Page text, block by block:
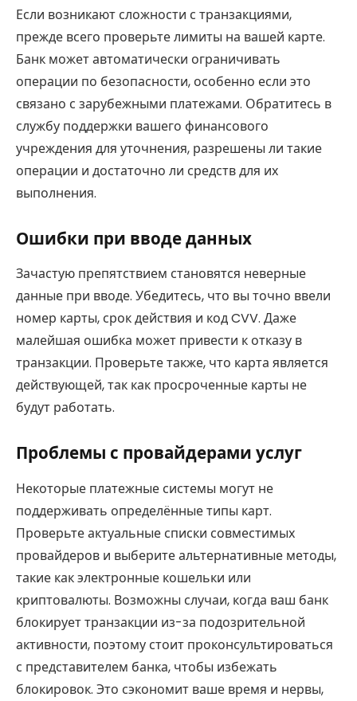
Если возникают сложности с транзакциями,
прежде всего проверьте лимиты на вашей карте.
Банк может автоматически ограничивать
операции по безопасности, особенно если это
связано с зарубежными платежами. Обратитесь в
службу поддержки вашего финансового
учреждения для уточнения, разрешены ли такие
операции и достаточно ли средств для их
выполнения.
Ошибки при вводе данных
Зачастую препятствием становятся неверные
данные при вводе. Убедитесь, что вы точно ввели
номер карты, срок действия и код CVV. Даже
малейшая ошибка может привести к отказу в
транзакции. Проверьте также, что карта является
действующей, так как просроченные карты не
будут работать.
Проблемы с провайдерами услуг
Некоторые платежные системы могут не
поддерживать определённые типы карт.
Проверьте актуальные списки совместимых
провайдеров и выберите альтернативные методы,
такие как электронные кошельки или
криптовалюты. Возможны случаи, когда ваш банк
блокирует транзакции из-за подозрительной
активности, поэтому стоит проконсультироваться
с представителем банка, чтобы избежать
блокировок. Это сэкономит ваше время и нервы,